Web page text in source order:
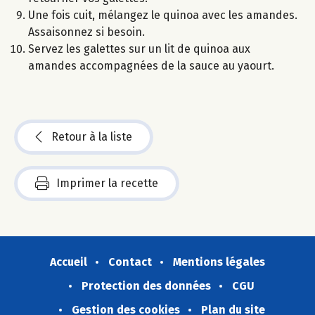
Une fois cuit, mélangez le quinoa avec les amandes.
Assaisonnez si besoin.
Servez les galettes sur un lit de quinoa aux
amandes accompagnées de la sauce au yaourt.
Retour à la liste
Imprimer la recette
Accueil Contact
Mentions légales
Protection des données
CGU
Gestion des cookies
Plan du site